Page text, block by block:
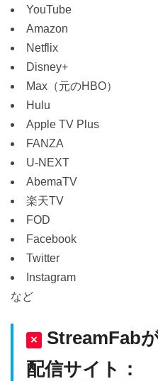
YouTube
Amazon
Netflix
Disney+
Max（元のHBO）
Hulu
Apple TV Plus
FANZA
U-NEXT
AbemaTV
楽天TV
FOD
Facebook
Twitter
Instagram
など
×
StreamFab
配信サイト：